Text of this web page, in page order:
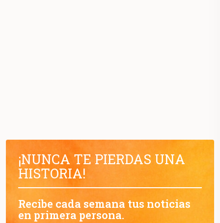
¡NUNCA TE PIERDAS UNA
HISTORIA!
Recibe cada semana tus noticias
en primera persona.